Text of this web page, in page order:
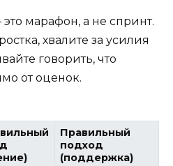
марафон, а не спринт.
хвалите за усилия
говорить, что
от оценок.
Правильный
подход
(поддержка)